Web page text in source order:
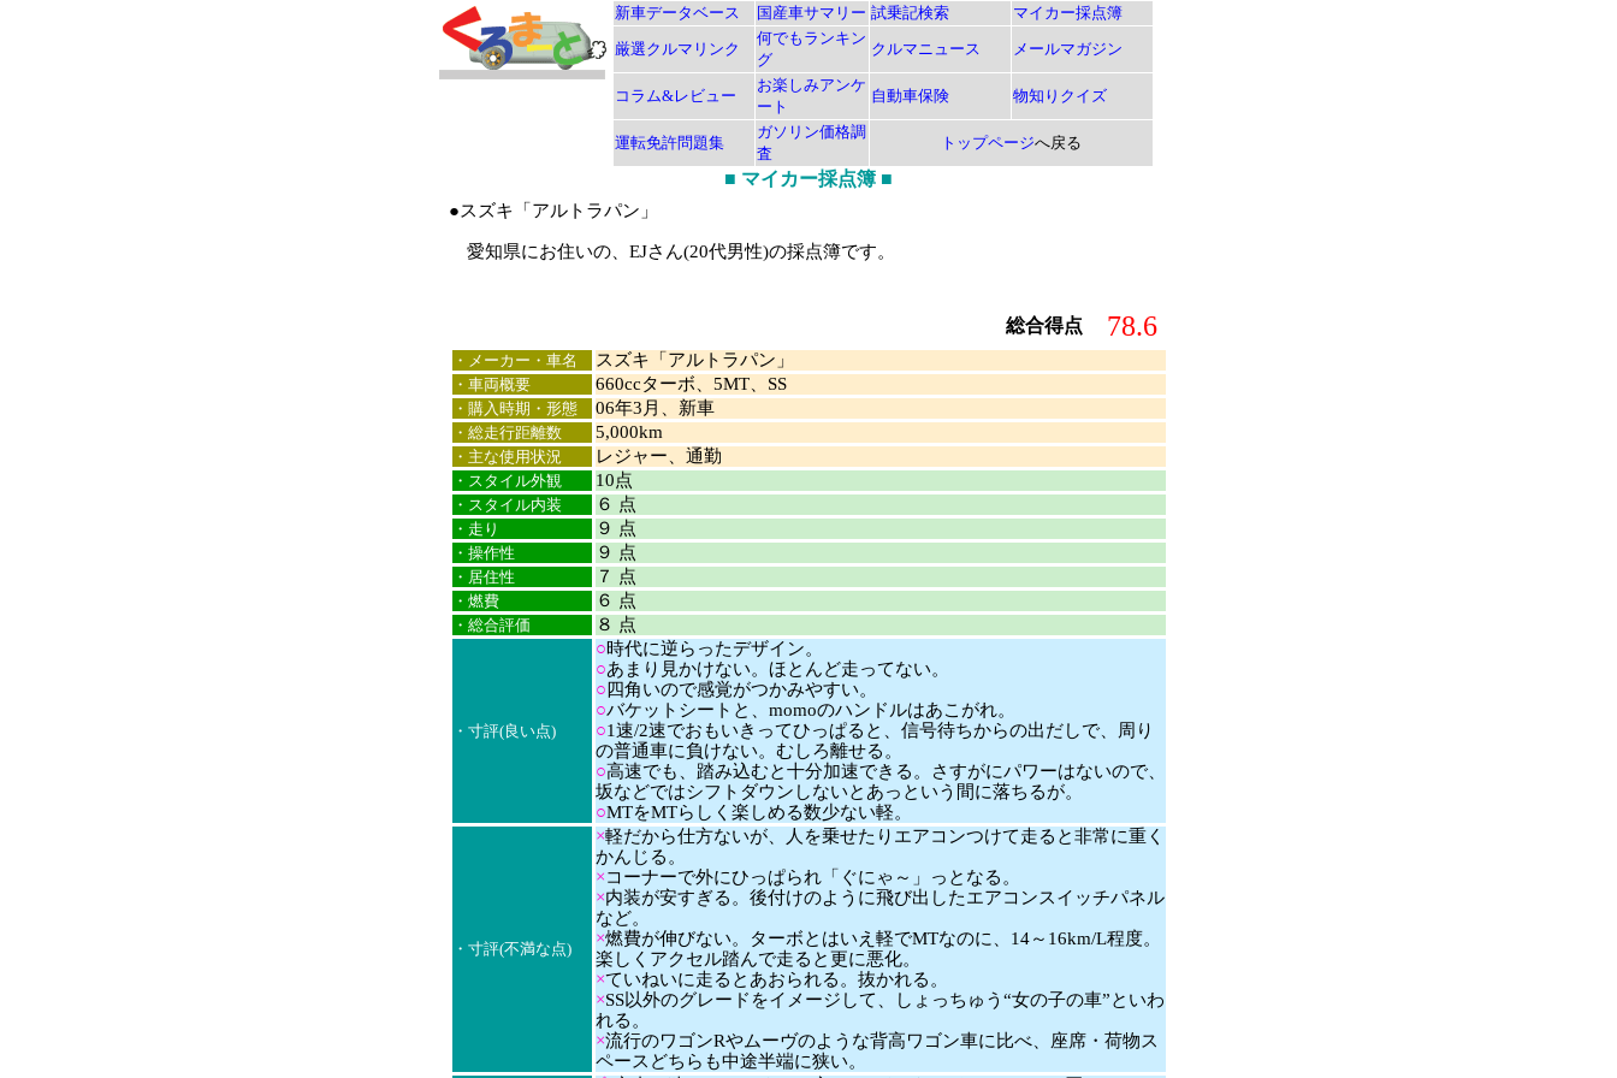
新車データベース 国産車サマリー 試乗記検索
マイカー採点簿
厳選クルマリンク
何でもランキン
グ
クルマニュース メールマガジン
コラム&レビュー
お楽しみアンケ
ート
自動車保険 物知りクイズ
運転免許問題集
ガソリン価格調
査
トップページへ戻る
■ マイカー採点簿 ■
●スズキ「アルトラパン」
愛知県にお住いの、EJさん(20代男性)の採点簿です。
総合得点 78.6
・メーカー・車名 スズキ「アルトラパン」
・車両概要 660ccターボ、5MT、SS
・購入時期・形態 06年3月、新車
・総走行距離数 5,000km
・主な使用状況 レジャー、通勤
・スタイル外観 10点
・スタイル内装 ６ 点
・走り ９ 点
・操作性 ９ 点
・居住性 ７ 点
・燃費 ６ 点
・総合評価 ８ 点
・寸評(良い点)
○時代に逆らったデザイン。
○あまり見かけない。ほとんど走ってない。
○ 四角いので感覚がつかみやすい。
○バケットシートと、momoのハンドルはあこがれ。
○1速/2速でおもいきってひっぱると、信号待ちからの出だしで、周り
の普通車に負けない。むしろ離せる。
○高速でも、踏み込むと十分加速できる。さすがにパワーはないので、
坂などではシフトダウンしないとあっという間に落ちるが。
○MTをMTらしく楽しめる数少ない軽。
・寸評(不満な点)
×軽だから仕方ないが、人を乗せたりエアコンつけて走ると非常に重く
かんじる。
×コーナーで外にひっぱられ「ぐにゃ～」っとなる。
×内装が安すぎる。後付けのように飛び出したエアコンスイッチパネル
など。
×燃費が伸びない。ターボとはいえ軽でMTなのに、14～16km/L程度。
楽しくアクセル踏んで走ると更に悪化。
×ていねいに走るとあおられる。抜かれる。
×SS以外のグレードをイメージして、しょっちゅう“女の子の車”といわ
れる。
×流行のワゴンRやムーヴのような背高ワゴン車に比べ、座席・荷物ス
ペースどちらも中途半端に狭い。